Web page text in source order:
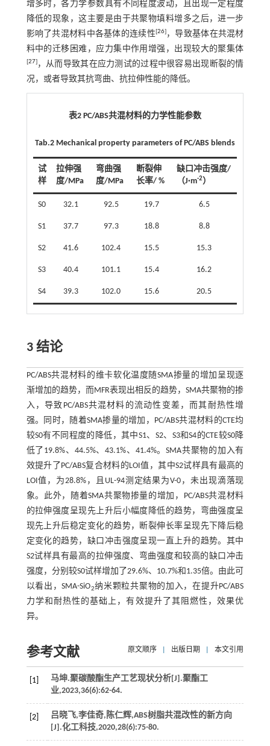
增多时，各力学参数具有不同程度波动，且出现一定程度
降低的现象，这主要是由于共聚物填料增多之后，进一步
影响了共混材料中各基体的连续性[26]，导致基体在共混材
料中的迁移困难，应力集中作用增强，出现较大的聚集体
[27]，从而导致其在应力测试的过程中很容易出现断裂的情
况，或者导致其抗弯曲、抗拉伸性能的降低。
表2 PC/ABS共混材料的力学性能参数
Tab.2 Mechanical property parameters of PC/ABS blends
试
样
拉伸强
度/MPa
弯曲强
度/MPa
断裂伸
长率/ %
缺口冲击强度/
（J·m-2）
S0 32.1 92.5 19.7 6.5
S1 37.7 97.3 18.8 8.8
S2 41.6 102.4 15.5 15.3
S3 40.4 101.1 15.4 16.2
S4 39.3 102.0 15.6 20.5
3 结论
PC/ABS共混材料的维卡软化温度随SMA掺量的增加呈现逐
渐增加的趋势，而MFR表现出相反的趋势，SMA共聚物的掺
入，导致PC/ABS共混材料的流动性变差，而其耐热性增
强。同时，随着SMA掺量的增加，PC/ABS共混材料的CTE均
较S0有不同程度的降低，其中S1、S2、S3和S4的CTE较S0降
低了19.8%、44.5%、43.1%、41.4%。SMA共聚物的加入有
效提升了PC/ABS复合材料的LOI值，其中S2试样具有最高的
LOI值，为28.8%，且UL-94测定结果为V-0，未出现滴落现
象。此外，随着SMA共聚物掺量的增加，PC/ABS共混材料
的拉伸强度呈现先上升后小幅度降低的趋势，弯曲强度呈
现先上升后稳定变化的趋势，断裂伸长率呈现先下降后稳
定变化的趋势，缺口冲击强度呈现一直上升的趋势。其中
S2试样具有最高的拉伸强度、弯曲强度和较高的缺口冲击
强度，分别较S0试样增加了29.6%、10.7%和1.35倍。由此可
以看出，SMA-SiO2纳米颗粒共聚物的加入，在提升PC/ABS
力学和耐热性的基础上，有效提升了其阻燃性，效果优
异。
参考文献 原文顺序 出版日期 本文引用
[1] 马坤.聚碳酸酯生产工艺现状分析[J].聚酯工
业,2023,36(6):62-64.
[2]
吕晓飞,李佳奇,陈仁辉,ABS树脂共混改性的新方向
[J].化工科技,2020,28(6):75-80.